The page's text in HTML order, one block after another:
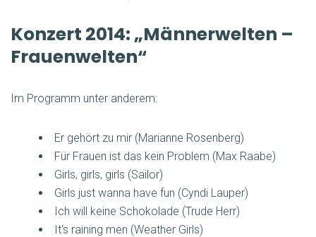
Konzert 2014: „Männerwelten –
Frauenwelten“
Im Programm unter anderem:
Er gehört zu mir (Marianne Rosenberg)
Für Frauen ist das kein Problem (Max Raabe)
Girls, girls, girls (Sailor)
Girls just wanna have fun (Cyndi Lauper)
Ich will keine Schokolade (Trude Herr)
It‘s raining men (Weather Girls)